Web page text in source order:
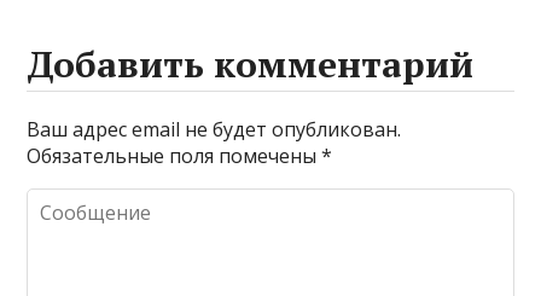
Добавить комментарий
Ваш адрес email не будет опубликован.
Обязательные поля помечены*